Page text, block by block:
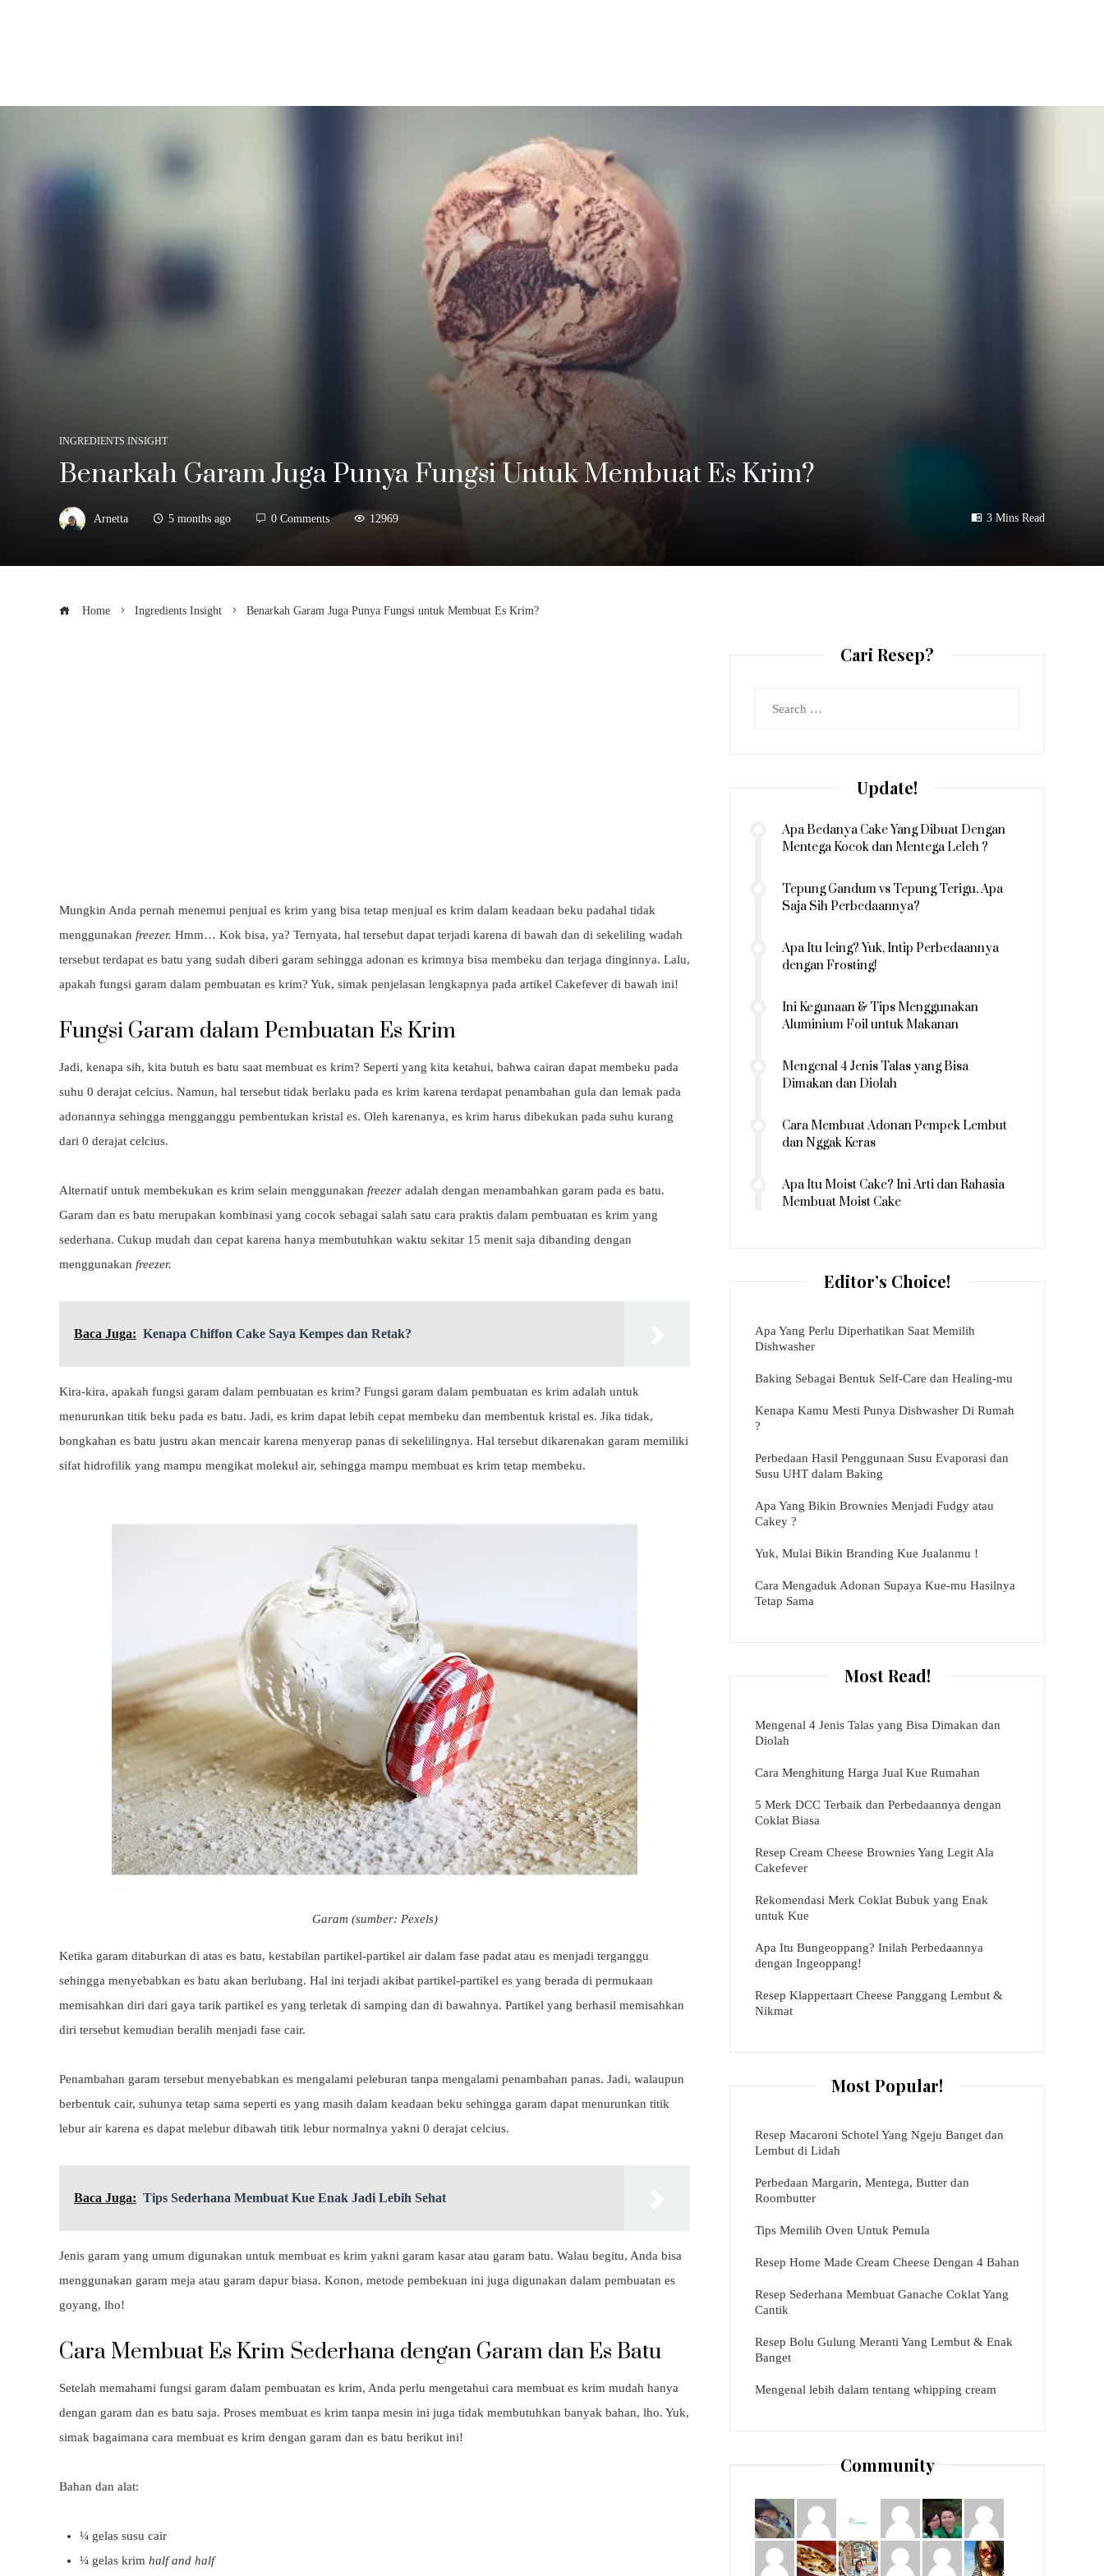
INGREDIENTS INSIGHT
Benarkah Garam Juga Punya Fungsi Untuk Membuat Es Krim?
Arnetta 5 months ago 0 Comments 12969 3 Mins Read
Home Ingredients Insight Benarkah Garam Juga Punya Fungsi untuk Membuat Es Krim?
Mungkin Anda pernah menemui penjual es krim yang bisa tetap menjual es krim dalam keadaan beku padahal tidak
menggunakan freezer. Hmm… Kok bisa, ya? Ternyata, hal tersebut dapat terjadi karena di bawah dan di sekeliling wadah
tersebut terdapat es batu yang sudah diberi garam sehingga adonan es krimnya bisa membeku dan terjaga dinginnya. Lalu,
apakah fungsi garam dalam pembuatan es krim? Yuk, simak penjelasan lengkapnya pada artikel Cakefever di bawah ini!
Fungsi Garam dalam Pembuatan Es Krim
Jadi, kenapa sih, kita butuh es batu saat membuat es krim? Seperti yang kita ketahui, bahwa cairan dapat membeku pada
suhu 0 derajat celcius. Namun, hal tersebut tidak berlaku pada es krim karena terdapat penambahan gula dan lemak pada
adonannya sehingga mengganggu pembentukan kristal es. Oleh karenanya, es krim harus dibekukan pada suhu kurang
dari 0 derajat celcius.
Alternatif untuk membekukan es krim selain menggunakan freezer adalah dengan menambahkan garam pada es batu.
Garam dan es batu merupakan kombinasi yang cocok sebagai salah satu cara praktis dalam pembuatan es krim yang
sederhana. Cukup mudah dan cepat karena hanya membutuhkan waktu sekitar 15 menit saja dibanding dengan
menggunakan freezer.
Baca Juga: Kenapa Chiffon Cake Saya Kempes dan Retak?
Kira-kira, apakah fungsi garam dalam pembuatan es krim? Fungsi garam dalam pembuatan es krim adalah untuk
menurunkan titik beku pada es batu. Jadi, es krim dapat lebih cepat membeku dan membentuk kristal es. Jika tidak,
bongkahan es batu justru akan mencair karena menyerap panas di sekelilingnya. Hal tersebut dikarenakan garam memiliki
sifat hidrofilik yang mampu mengikat molekul air, sehingga mampu membuat es krim tetap membeku.
Garam (sumber: Pexels)
Ketika garam ditaburkan di atas es batu, kestabilan partikel-partikel air dalam fase padat atau es menjadi terganggu
sehingga menyebabkan es batu akan berlubang. Hal ini terjadi akibat partikel-partikel es yang berada di permukaan
memisahkan diri dari gaya tarik partikel es yang terletak di samping dan di bawahnya. Partikel yang berhasil memisahkan
diri tersebut kemudian beralih menjadi fase cair.
Penambahan garam tersebut menyebabkan es mengalami peleburan tanpa mengalami penambahan panas. Jadi, walaupun
berbentuk cair, suhunya tetap sama seperti es yang masih dalam keadaan beku sehingga garam dapat menurunkan titik
lebur air karena es dapat melebur dibawah titik lebur normalnya yakni 0 derajat celcius.
Baca Juga: Tips Sederhana Membuat Kue Enak Jadi Lebih Sehat
Jenis garam yang umum digunakan untuk membuat es krim yakni garam kasar atau garam batu. Walau begitu, Anda bisa
menggunakan garam meja atau garam dapur biasa. Konon, metode pembekuan ini juga digunakan dalam pembuatan es
goyang, lho!
Cara Membuat Es Krim Sederhana dengan Garam dan Es Batu
Setelah memahami fungsi garam dalam pembuatan es krim, Anda perlu mengetahui cara membuat es krim mudah hanya
dengan garam dan es batu saja. Proses membuat es krim tanpa mesin ini juga tidak membutuhkan banyak bahan, lho. Yuk,
simak bagaimana cara membuat es krim dengan garam dan es batu berikut ini!
Bahan dan alat:
¼ gelas susu cair
¼ gelas krim half and half
Cari Resep?
Update!
Apa Bedanya Cake Yang Dibuat Dengan
Mentega Kocok dan Mentega Leleh ?
Tepung Gandum vs Tepung Terigu, Apa
Saja Sih Perbedaannya?
Apa Itu Icing? Yuk, Intip Perbedaannya
dengan Frosting!
Ini Kegunaan & Tips Menggunakan
Aluminium Foil untuk Makanan
Mengenal 4 Jenis Talas yang Bisa
Dimakan dan Diolah
Cara Membuat Adonan Pempek Lembut
dan Nggak Keras
Apa Itu Moist Cake? Ini Arti dan Rahasia
Membuat Moist Cake
Editor’s Choice!
Apa Yang Perlu Diperhatikan Saat Memilih
Dishwasher
Baking Sebagai Bentuk Self-Care dan Healing-mu
Kenapa Kamu Mesti Punya Dishwasher Di Rumah
?
Perbedaan Hasil Penggunaan Susu Evaporasi dan
Susu UHT dalam Baking
Apa Yang Bikin Brownies Menjadi Fudgy atau
Cakey ?
Yuk, Mulai Bikin Branding Kue Jualanmu !
Cara Mengaduk Adonan Supaya Kue-mu Hasilnya
Tetap Sama
Most Read!
Mengenal 4 Jenis Talas yang Bisa Dimakan dan
Diolah
Cara Menghitung Harga Jual Kue Rumahan
5 Merk DCC Terbaik dan Perbedaannya dengan
Coklat Biasa
Resep Cream Cheese Brownies Yang Legit Ala
Cakefever
Rekomendasi Merk Coklat Bubuk yang Enak
untuk Kue
Apa Itu Bungeoppang? Inilah Perbedaannya
dengan Ingeoppang!
Resep Klappertaart Cheese Panggang Lembut &
Nikmat
Most Popular!
Resep Macaroni Schotel Yang Ngeju Banget dan
Lembut di Lidah
Perbedaan Margarin, Mentega, Butter dan
Roombutter
Tips Memilih Oven Untuk Pemula
Resep Home Made Cream Cheese Dengan 4 Bahan
Resep Sederhana Membuat Ganache Coklat Yang
Cantik
Resep Bolu Gulung Meranti Yang Lembut & Enak
Banget
Mengenal lebih dalam tentang whipping cream
Community